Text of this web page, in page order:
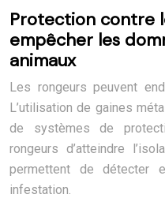
Protection contre
empêcher les
animaux
Les rongeurs peuvent
L’utilisation de gaines
de systèmes de
rongeurs d’atteindre
permettent de détecter
infestation.